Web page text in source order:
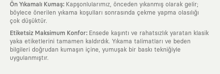
Ön Yıkamalı Kumaş: Kapşonlularımız, önceden yıkanmış olarak gelir;
böylece önerilen yıkama koşulları sonrasında çekme yapma olasılığı
çok düşüktür.
Etiketsiz Maksimum Konfor: Ensede kaşıntı ve rahatsızlık yaratan klasik
yaka etiketlerini tamamen kaldırdık. Yıkama talimatları ve beden
bilgileri doğrudan kumaşın içine, yumuşak bir baskı tekniğiyle
uygulanmıştır.